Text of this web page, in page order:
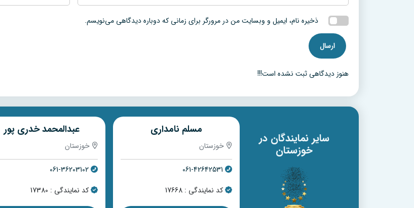
ذخیره نام، ایمیل و وبسایت من در مرورگر برای زمانی که دوباره دیدگاهی می‌نویسم.
هنوز دیدگاهی ثبت نشده است!!!
سایر نمایندگان در
خوزستان
عبدالرسول مزمونی مسلم نامداری
خوزستان
061-42642531
کد نمایندگی : 17668
عبدالمحمد خدری پور
خوزستان
061-36203102
کد نمایندگی : 17380